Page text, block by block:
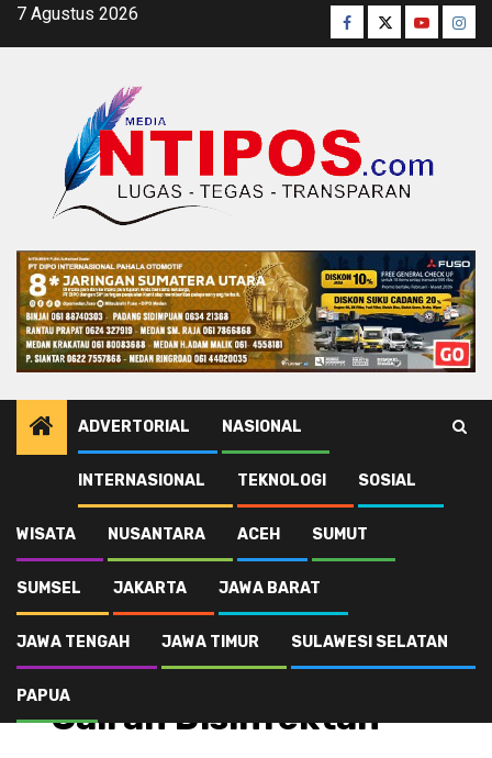
Skip7 Agustus 2026 Facebook
TwitterYoutube
ADVERTORIAL NASIONAL
INTERNASIONAL TEKNOLOGI SOSIAL
WISATA NUSANTARA ACEH SUMUT
SUMSEL JAKARTA JAWA BARAT
JAWA TENGAH JAWA TIMUR SULAWESI SELATAN
PAPUA
Kesehatan
Sat Brimob Polda Sumut Semprotkan Cairan Disinfektan
Kesehatan
Sat Brimob Polda
Sumut Semprotkan
Cairan Disinfektan